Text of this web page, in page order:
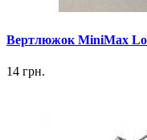
Вертлюжок MiniMax
14 грн.